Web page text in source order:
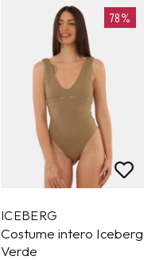
78%
ICEBERG
Costume intero Iceberg
Verde